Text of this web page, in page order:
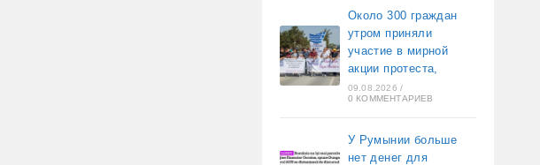
Около 300 граждан
утром приняли
участие в мирной
акции протеста,
09.08.2026 /
0 КОММЕНТАРИЕВ
У Румынии больше
нет денег для